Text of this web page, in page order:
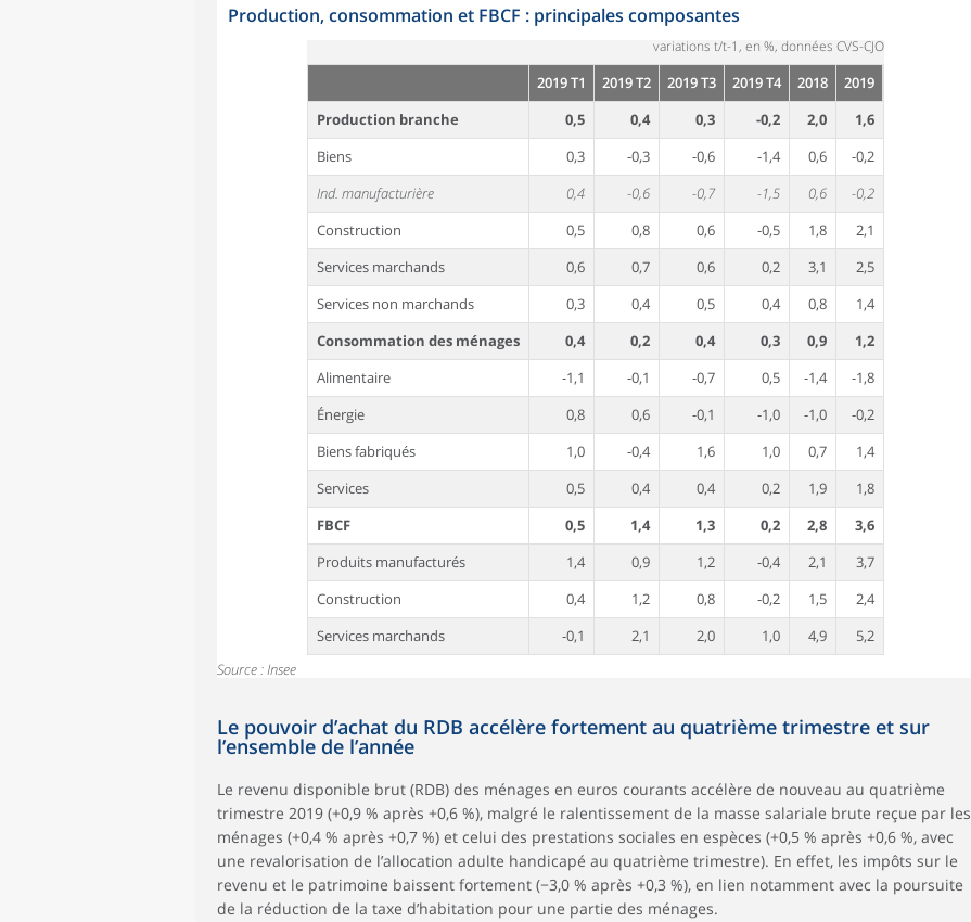
Production, consommation et FBCF : principales composantes
variations t/t-1, en %, données CVS-CJO
2019 T1 2019 T2 2019 T3 2019 T4 2018
2019
Production branche
0,5 0,4 0,3 -0,2 2,0
1,6
Biens
0,3 -0,3 -0,6 -1,4 0,6
-0,2
Ind. manufacturière
0,4 -0,6 -0,7 -1,5 0,6
-0,2
Construction
0,5 0,8 0,6 -0,5 1,8
2,1
Services marchands
0,6 0,7 0,6 0,2 3,1
2,5
Services non marchands
0,3 0,4 0,5 0,4 0,8
1,4
Consommation des ménages
0,4 0,2 0,4 0,3 0,9
1,2
Alimentaire
-1,1 -0,1 -0,7 0,5 -1,4
-1,8
Énergie
0,8 0,6 -0,1 -1,0 -1,0
-0,2
Biens fabriqués
1,0 -0,4 1,6 1,0 0,7
1,4
Services
0,5 0,4 0,4 0,2 1,9
1,8
FBCF
0,5 1,4 1,3 0,2 2,8
3,6
Produits manufacturés
1,4 0,9 1,2 -0,4 2,1
3,7
Construction
0,4 1,2 0,8 -0,2 1,5
2,4
Services marchands
-0,1 2,1 2,0 1,0 4,9
5,2
Source : Insee
Le pouvoir d’achat du RDB accélère fortement au quatrième trimestre et sur
l’ensemble de l’année
Le revenu disponible brut (RDB) des ménages en euros courants accélère de nouveau au quatrième
trimestre 2019 (+0,9 % après +0,6 %), malgré le ralentissement de la masse salariale brute reçue par les
ménages (+0,4 % après +0,7 %) et celui des prestations sociales en espèces (+0,5 % après +0,6 %, avec
une revalorisation de l’allocation adulte handicapé au quatrième trimestre). En effet, les impôts sur le
revenu et le patrimoine baissent fortement (−3,0 % après +0,3 %), en lien notamment avec la poursuite
de la réduction de la taxe d’habitation pour une partie des ménages.